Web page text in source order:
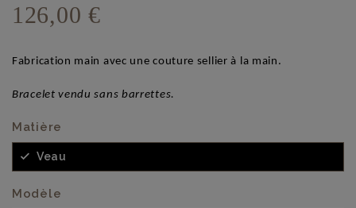
126,00 €
Fabrication main avec une couture sellier à la main.
Bracelet vendu sans barrettes.
Matière
Veau
Modèle